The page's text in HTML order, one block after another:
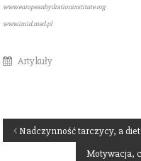
www.europeanhydrationinstitute.org
www.imid.med.pl
Artykuły
N Nadczynność tarczycy, a
Motywacja,